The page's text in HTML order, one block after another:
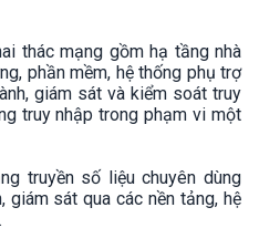
thác mạng gồm hạ tầng nhà
phần mềm, hệ thống phụ trợ
giám sát và kiểm soát truy
truy nhập trong phạm vi một
truyền số liệu chuyên dùng
giám sát qua các nền tảng, hệ